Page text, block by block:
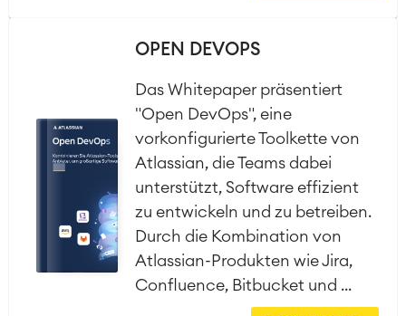
OPEN DEVOPS
Das Whitepaper präsentiert
"Open DevOps", eine
vorkonfigurierte Toolkette von
Atlassian, die Teams dabei
unterstützt, Software effizient
zu entwickeln und zu betreiben.
Durch die Kombination von
Atlassian-Produkten wie Jira,
Confluence, Bitbucket und ...